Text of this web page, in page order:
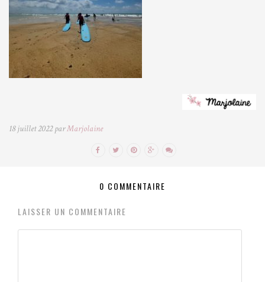
18 juillet 2022 parMarjolaine
0 COMMENTAIRE
LAISSER UN COMMENTAIRE